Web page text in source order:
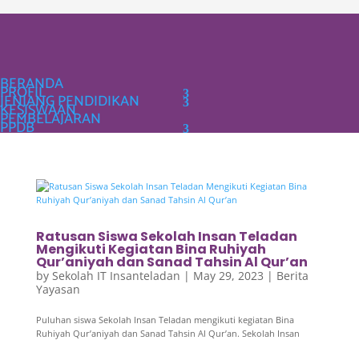
BERANDA
PROFIL
JENJANG PENDIDIKAN
KESISWAAN
PEMBELAJARAN
PPDB
Ratusan Siswa Sekolah Insan Teladan
Mengikuti Kegiatan Bina Ruhiyah
Qur’aniyah dan Sanad Tahsin Al Qur’an
by Sekolah IT Insanteladan | May 29, 2023 | Berita
Yayasan
Puluhan siswa Sekolah Insan Teladan mengikuti kegiatan Bina
Ruhiyah Qur’aniyah dan Sanad Tahsin Al Qur’an. Sekolah Insan